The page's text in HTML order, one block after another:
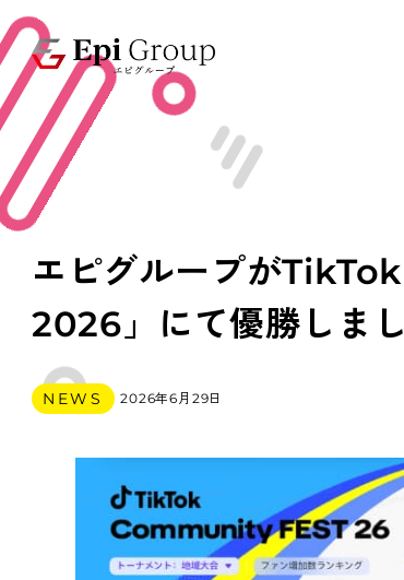
エピグループが
2026」にて優勝しま
投稿日
2026年6月29日
カテゴリー
NEWS